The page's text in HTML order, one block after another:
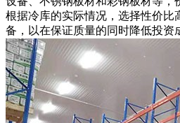
根据冷库的实际情况，选择性价比
备，以在保证质量的同时降低投资